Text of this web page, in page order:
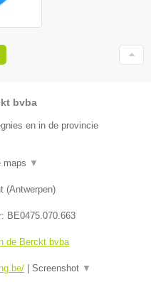
bvba
en in de provincie
maps ▼
(Antwerpen)
BE0475.070.663
de Berckt bvba
| Screenshot ▼